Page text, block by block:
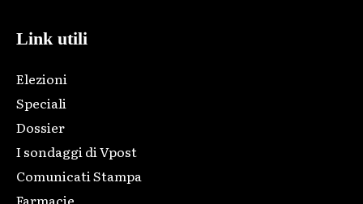
Link utili
Elezioni
Speciali
Dossier
I sondaggi di Vpost
Comunicati Stampa
Farmacie